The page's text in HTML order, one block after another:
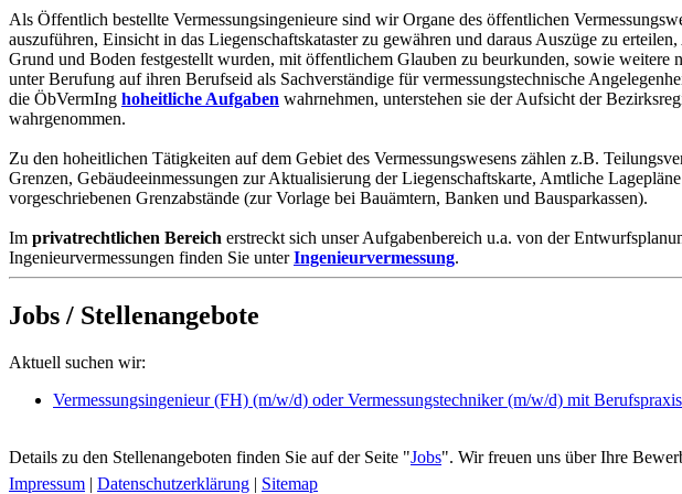
Als Öffentlich bestellte Vermessungsingenieure sind wir Organe des öffentlichen
auszuführen, Einsicht in das Liegenschaftskataster zu gewähren und daraus Auszüge zu
Grund und Boden festgestellt wurden, mit öffentlichem Glauben zu beurkunden, sowie
unter Berufung auf ihren Berufseid als Sachverständige für vermessungstechnische
die ÖbVermIng hoheitliche Aufgaben wahrnehmen, unterstehen sie der Aufsicht der
wahrgenommen.
Zu den hoheitlichen Tätigkeiten auf dem Gebiet des Vermessungswesens zählen z.B.
Grenzen, Gebäudeeinmessungen zur Aktualisierung der Liegenschaftskarte, Amtliche
vorgeschriebenen Grenzabstände (zur Vorlage bei Bauämtern, Banken und Bausparkassen).
Im privatrechtlichen Bereich erstreckt sich unser Aufgabenbereich u.a. von der
Ingenieurvermessungen finden Sie unterIngenieurvermessung.
Jobs / Stellenangebote
Aktuell suchen wir:
Vermessungsingenieur (FH) (m/w/d) oder Vermessungstechniker (m/w/d) mit
Details zu den Stellenangeboten finden Sie auf der Seite "Jobs". Wir freuen uns über Ihre
Impressum | Datenschutzerklärung | Sitemap